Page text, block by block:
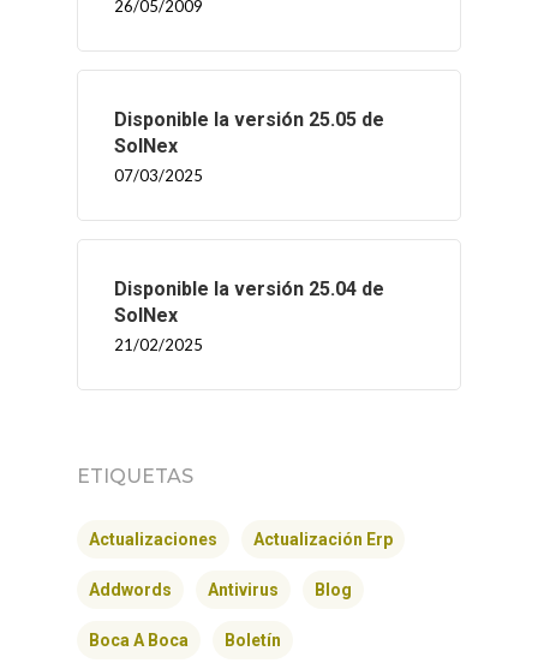
26/05/2009
Disponible la versión 25.05 de
SolNex
07/03/2025
Disponible la versión 25.04 de
SolNex
21/02/2025
ETIQUETAS
Actualizaciones Actualización Erp
Addwords Antivirus Blog
Boca A Boca Boletín
SOLNEX